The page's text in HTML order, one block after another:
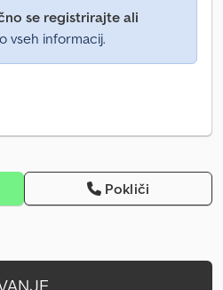
se registrirajte ali
vseh informacij.
Pokliči